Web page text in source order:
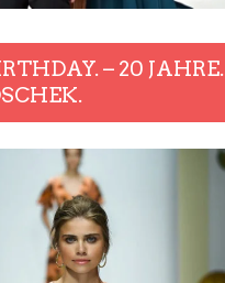
– 20 JAHRE.